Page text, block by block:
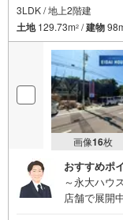
3LDK / 地上2階建
土地129.73m2 /建物
画像16枚
おすすめポ
～永大ハウ
店舗で展開